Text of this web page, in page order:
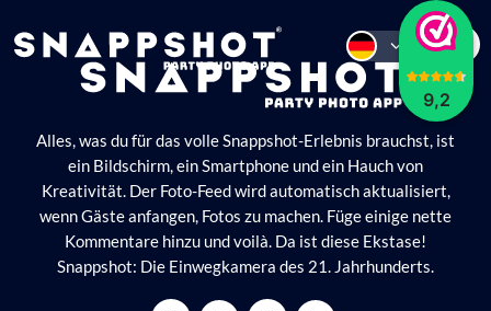
9,2
Alles, was du für das volle Snappshot-Erlebnis brauchst, ist
ein Bildschirm, ein Smartphone und ein Hauch von
Kreativität. Der Foto-Feed wird automatisch aktualisiert,
wenn Gäste anfangen, Fotos zu machen. Füge einige nette
Kommentare hinzu und voilà. Da ist diese Ekstase!
Snappshot: Die Einwegkamera des 21. Jahrhunderts.